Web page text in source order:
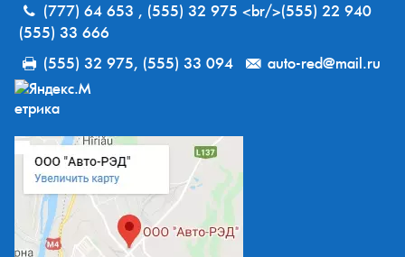
(777) 64 653 , (555) 32 975 <br/>(555) 22 940
(555) 33 666
(555) 32 975, (555) 33 094
auto-red@mail.ru